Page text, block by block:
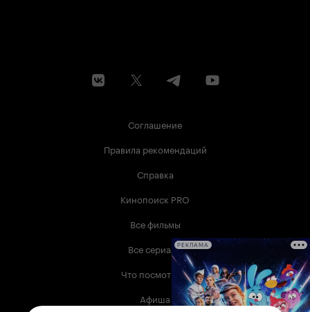
Соглашение
Правила рекомендаций
Справка
Кинопоиск PRO
Все фильмы
Все сериалы
Что посмотреть
Афиша
РЕКЛАМА